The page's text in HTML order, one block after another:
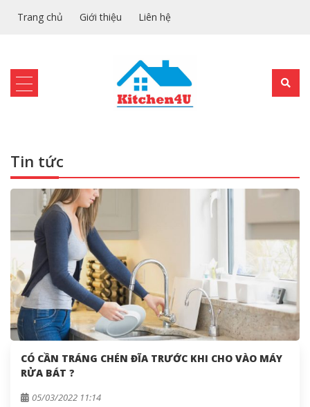
Trang chủ Giới thiệu Liên hệ
Tin tức
CÓ CẦN TRÁNG CHÉN ĐĨA TRƯỚC KHI CHO VÀO MÁY
RỬA BÁT ?
05/03/2022 11:14